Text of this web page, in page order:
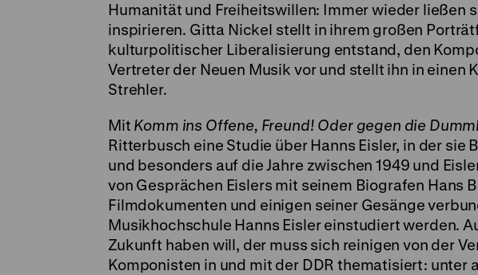
Humanität und Freiheitswillen: Immer wieder ließen
inspirieren. Gitta Nickel stellt in ihrem großen
kulturpolitischer Liberalisierung entstand, den
Vertreter der Neuen Musik vor und stellt ihn in einen
Strehler.
Mit Komm ins Offene, Freund! Oder gegen die
Ritterbusch eine Studie über Hanns Eisler, in der sie
und besonders auf die Jahre zwischen 1949 und
von Gesprächen Eislers mit seinem Biografen Hans
Filmdokumenten und einigen seiner Gesänge
Musikhochschule Hanns Eisler einstudiert werden.
Zukunft haben will, der muss sich reinigen von der
Komponisten in und mit der DDR thematisiert: unter